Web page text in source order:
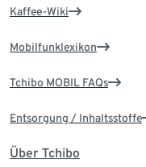
Kaffee-Wiki
Mobilfunklexikon
Tchibo MOBIL FAQs
Entsorgung / Inhaltsstoffe
Über Tchibo